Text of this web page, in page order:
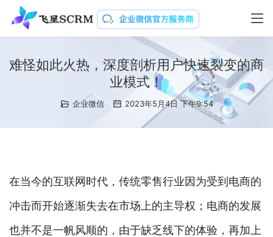
难怪如此火热，深度剖析用户快速裂变的商
业模式！
企业微信 2023年5月4日 下午9:54
在当今的互联网时代，传统零售行业因为受到电商的
冲击而开始逐渐失去在市场上的主导权；电商的发展
也并不是一帆风顺的，由于缺乏线下的体验，再加上